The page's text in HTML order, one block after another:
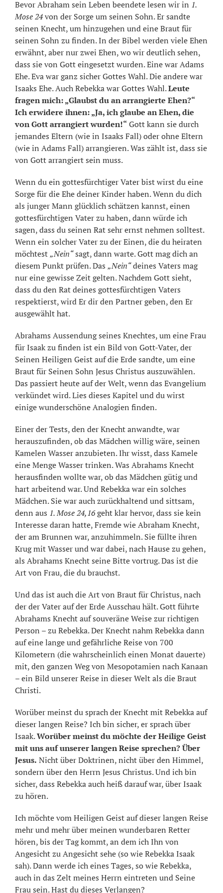
Bevor Abraham sein Leben beendete lesen wir in 1.
Mose 24von der Sorge um seinen Sohn. Er sandte
seinen Knecht, um hinzugehen und eine Braut für
seinen Sohn zu finden. In der Bibel werden viele Ehen
erwähnt, aber nur zwei Ehen, wo wir deutlich sehen,
dass sie von Gott eingesetzt wurden. Eine war Adams
Ehe. Eva war ganz sicher Gottes Wahl. Die andere war
Isaaks Ehe. Auch Rebekka war Gottes Wahl.Leute
fragen mich: „Glaubst du an arrangierte Ehen?“
Ich erwidere ihnen: „Ja, ich glaube an Ehen, die
von Gott arrangiert wurden!“ Gott kann sie durch
jemandes Eltern (wie in Isaaks Fall) oder ohne Eltern
(wie in Adams Fall) arrangieren. Was zählt ist, dass sie
von Gott arrangiert sein muss.
Wenn du ein gottesfürchtiger Vater bist wirst du eine
Sorge für die Ehe deiner Kinder haben. Wenn du dich
als junger Mann glücklich schätzen kannst, einen
gottesfürchtigen Vater zu haben, dann würde ich
sagen, dass du seinen Rat sehr ernst nehmen solltest.
Wenn ein solcher Vater zu der Einen, die du heiraten
möchtest„Nein“sagt, dann warte. Gott mag dich an
diesem Punkt prüfen. Das „Nein“deines Vaters mag
nur eine gewisse Zeit gelten. Nachdem Gott sieht,
dass du den Rat deines gottesfürchtigen Vaters
respektierst, wird Er dir den Partner geben, den Er
ausgewählt hat.
Abrahams Aussendung seines Knechtes, um eine Frau
für Isaak zu finden ist ein Bild von Gott-Vater, der
Seinen Heiligen Geist auf die Erde sandte, um eine
Braut für Seinen Sohn Jesus Christus auszuwählen.
Das passiert heute auf der Welt, wenn das Evangelium
verkündet wird. Lies dieses Kapitel und du wirst
einige wunderschöne Analogien finden.
Einer der Tests, den der Knecht anwandte, war
herauszufinden, ob das Mädchen willig wäre, seinen
Kamelen Wasser anzubieten. Ihr wisst, dass Kamele
eine Menge Wasser trinken. Was Abrahams Knecht
herausfinden wollte war, ob das Mädchen gütig und
hart arbeitend war. Und Rebekka war ein solches
Mädchen. Sie war auch zurückhaltend und sittsam,
denn aus 1. Mose 24,16geht klar hervor, dass sie kein
Interesse daran hatte, Fremde wie Abraham Knecht,
der am Brunnen war, anzuhimmeln. Sie füllte ihren
Krug mit Wasser und war dabei, nach Hause zu gehen,
als Abrahams Knecht seine Bitte vortrug. Das ist die
Art von Frau, die du brauchst.
Und das ist auch die Art von Braut für Christus, nach
der der Vater auf der Erde Ausschau hält. Gott führte
Abrahams Knecht auf souveräne Weise zur richtigen
Person – zu Rebekka. Der Knecht nahm Rebekka dann
auf eine lange und gefährliche Reise von 700
Kilometern (die wahrscheinlich einen Monat dauerte)
mit, den ganzen Weg von Mesopotamien nach Kanaan
– ein Bild unserer Reise in dieser Welt als die Braut
Christi.
Worüber meinst du sprach der Knecht mit Rebekka auf
dieser langen Reise? Ich bin sicher, er sprach über
Isaak.Worüber meinst du möchte der Heilige Geist
mit uns auf unserer langen Reise sprechen? Über
Jesus. Nicht über Doktrinen, nicht über den Himmel,
sondern über den Herrn Jesus Christus. Und ich bin
sicher, dass Rebekka auch heiß darauf war, über Isaak
zu hören.
Ich möchte vom Heiligen Geist auf dieser langen Reise
mehr und mehr über meinen wunderbaren Retter
hören, bis der Tag kommt, an dem ich Ihn von
Angesicht zu Angesicht sehe (so wie Rebekka Isaak
sah). Dann werde ich eines Tages, so wie Rebekka,
auch in das Zelt meines Herrn eintreten und Seine
Frau sein. Hast du dieses Verlangen?